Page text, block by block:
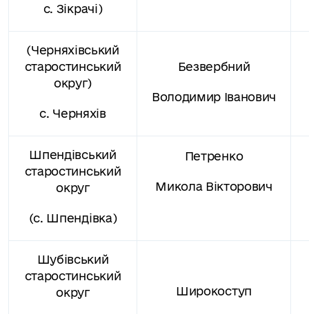
с. Зікрачі)
(Черняхівський
старостинський
округ)
с. Черняхів
Безвербний
Володимир Іванович
Шпендівський
старостинський
округ
(с. Шпендівка)
Петренко
Микола Вікторович
Шубівський
старостинський
округ
Широкоступ